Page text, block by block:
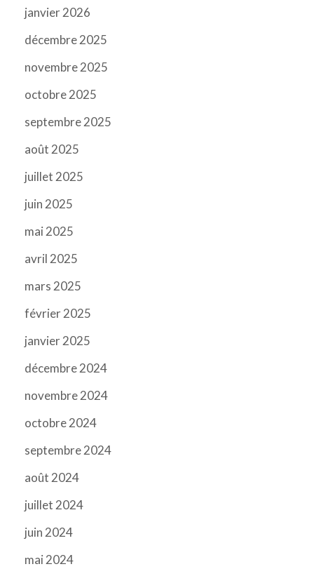
janvier 2026
décembre 2025
novembre 2025
octobre 2025
septembre 2025
août 2025
juillet 2025
juin 2025
mai 2025
avril 2025
mars 2025
février 2025
janvier 2025
décembre 2024
novembre 2024
octobre 2024
septembre 2024
août 2024
juillet 2024
juin 2024
mai 2024